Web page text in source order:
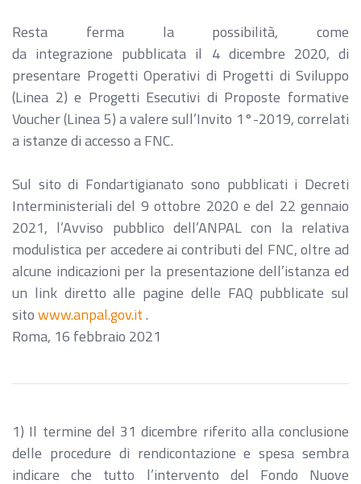
Resta ferma la possibilità, come
da integrazione pubblicata il 4 dicembre 2020, di
presentare Progetti Operativi di Progetti di Sviluppo
(Linea 2) e Progetti Esecutivi di Proposte formative
Voucher (Linea 5) a valere sull’Invito 1°-2019, correlati
a istanze di accesso a FNC.
Sul sito di Fondartigianato sono pubblicati i Decreti
Interministeriali del 9 ottobre 2020 e del 22 gennaio
2021, l’Avviso pubblico dell’ANPAL con la relativa
modulistica per accedere ai contributi del FNC, oltre ad
alcune indicazioni per la presentazione dell’istanza ed
un link diretto alle pagine delle FAQ pubblicate sul
sitowww.anpal.gov.it.
Roma, 16 febbraio 2021
1) Il termine del 31 dicembre riferito alla conclusione
delle procedure di rendicontazione e spesa sembra
indicare che tutto l’intervento del Fondo Nuove